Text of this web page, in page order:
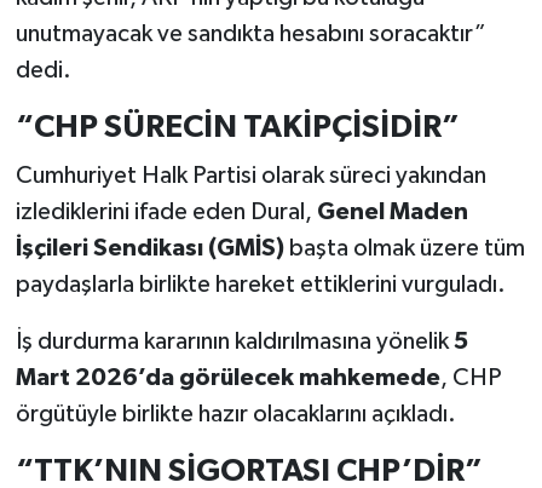
unutmayacak ve sandıkta hesabını soracaktır”
dedi.
“CHP SÜRECİN TAKİPÇİSİDİR”
Cumhuriyet Halk Partisi olarak süreci yakından
izlediklerini ifade eden Dural, Genel Maden
İşçileri Sendikası (GMİS)başta olmak üzere tüm
paydaşlarla birlikte hareket ettiklerini vurguladı.
İş durdurma kararının kaldırılmasına yönelik 5
Mart 2026’da görülecek mahkemede, CHP
örgütüyle birlikte hazır olacaklarını açıkladı.
“TTK’NIN SİGORTASI CHP’DİR”